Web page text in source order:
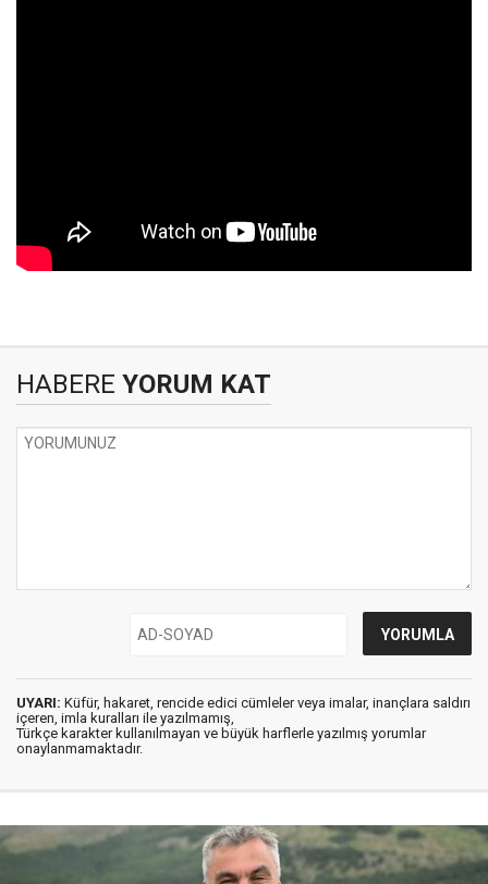
HABERE YORUM KAT
UYARI: Küfür, hakaret, rencide edici cümleler veya imalar, inançlara saldırı
içeren, imla kuralları ile yazılmamış,
Türkçe karakter kullanılmayan ve büyük harflerle yazılmış yorumlar
onaylanmamaktadır.